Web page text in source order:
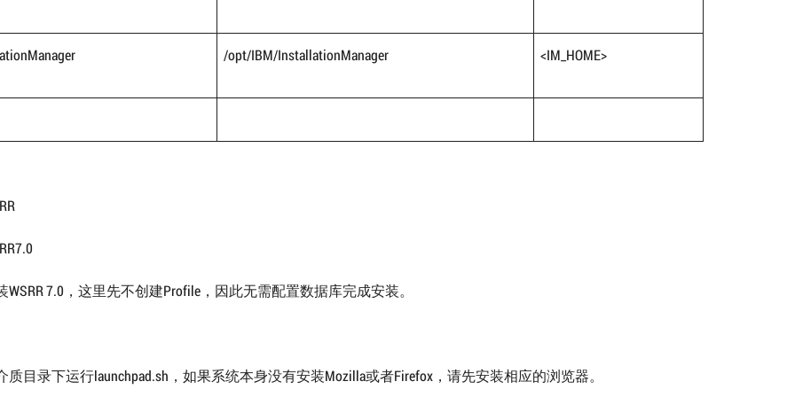
/opt/IBM/InstallationManager <IM_HOME>
WSRR 7.0，这里先不创建Profile，因此无需配置数据库完成安装。
质目录下运行launchpad.sh，如果系统本身没有安装Mozilla或者Firefox，请先安装相应的浏览器。